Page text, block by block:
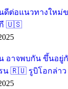
ต่อแนวทางใหม่
กี 🇺🇸
าจพบกัน ขึ้นอยู่
น 🇷🇺 รูบิโอกล่าว